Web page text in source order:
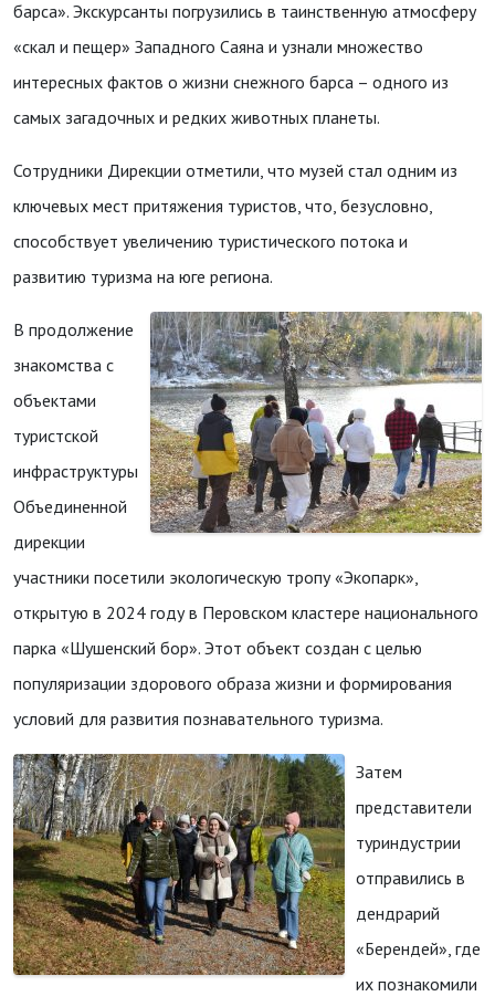
барса». Экскурсанты погрузились в таинственную атмосферу
«скал и пещер» Западного Саяна и узнали множество
интересных фактов о жизни снежного барса – одного из
самых загадочных и редких животных планеты.
Сотрудники Дирекции отметили, что музей стал одним из
ключевых мест притяжения туристов, что, безусловно,
способствует увеличению туристического потока и
развитию туризма на юге региона.
В продолжение
знакомства с
объектами
туристской
инфраструктуры
Объединенной
дирекции
участники посетили экологическую тропу «Экопарк»,
открытую в 2024 году в Перовском кластере национального
парка «Шушенский бор». Этот объект создан с целью
популяризации здорового образа жизни и формирования
условий для развития познавательного туризма.
Затем
представители
туриндустрии
отправились в
дендрарий
«Берендей», где
их познакомили